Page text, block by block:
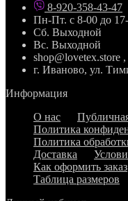
8-920-358-43-47
Пн-Пт. с 8-00 до
Сб. Выходной
Вс. Выходной
shop@lovetex.store
г. Иваново, ул.
Информация
О нас
Политика
Политика
Доставка
Как оформить заказ
Таблица размеров